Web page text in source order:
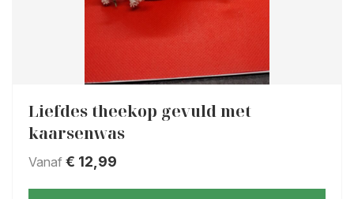
Liefdes theekop gevuld met
kaarsenwas
Vanaf € 12,99